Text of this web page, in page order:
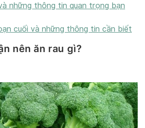
những thông tin quan trọng bạn
cuối và những thông tin cần biết
nên ăn rau gì?